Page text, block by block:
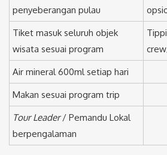
penyeberangan pulau
Tiket masuk seluruh objek
wisata sesuai program
Air mineral 600ml setiap hari
Makan sesuai program trip
Tour Leader/ Pemandu Lokal
berpengalaman